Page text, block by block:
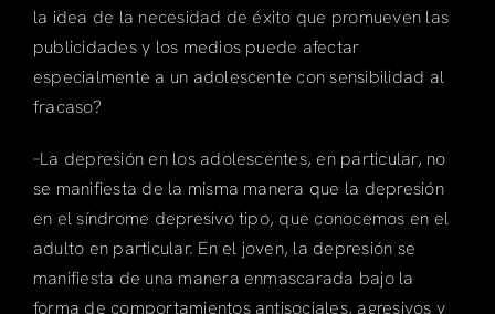
la idea de la necesidad de éxito que promueven las
publicidades y los medios puede afectar
especialmente a un adolescente con sensibilidad al
fracaso?
–La depresión en los adolescentes, en particular, no
se manifiesta de la misma manera que la depresión
en el síndrome depresivo tipo, que conocemos en el
adulto en particular. En el joven, la depresión se
manifiesta de una manera enmascarada bajo la
forma de comportamientos antisociales, agresivos y